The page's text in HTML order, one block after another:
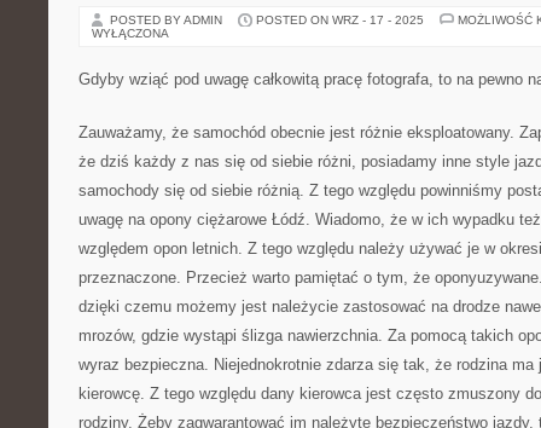
POSTED BY ADMIN POSTED ON WRZ - 17 - 2025
MOŻLIWOŚĆ
WYŁĄCZONA
Gdyby wziąć pod uwagę całkowitą pracę fotografa, to na pewno
Zauważamy, że samochód obecnie jest różnie eksploatowany.
że dziś każdy z nas się od siebie różni, posiadamy inne style
samochody się od siebie różnią. Z tego względu powinniśmy
uwagę na opony ciężarowe Łódź. Wiadomo, że w ich wypadku
względem opon letnich. Z tego względu należy używać je w
przeznaczone. Przecież warto pamiętać o tym, że
dzięki czemu możemy jest należycie zastosować na drodze
mrozów, gdzie wystąpi ślizga nawierzchnia. Za pomocą takich
wyraz bezpieczna. Niejednokrotnie zdarza się tak, że rodzina ma
kierowcę. Z tego względu dany kierowca jest często zmuszony
rodziny. Żeby zagwarantować im należyte bezpieczeństwo